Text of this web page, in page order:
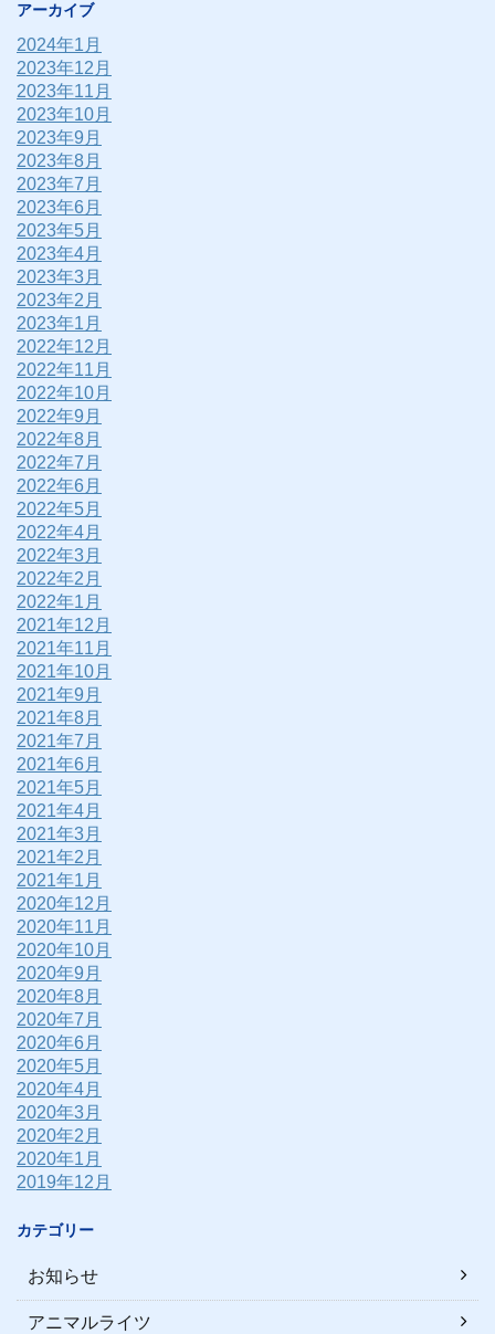
アーカイブ
2024年1月
2023年12月
2023年11月
2023年10月
2023年9月
2023年8月
2023年7月
2023年6月
2023年5月
2023年4月
2023年3月
2023年2月
2023年1月
2022年12月
2022年11月
2022年10月
2022年9月
2022年8月
2022年7月
2022年6月
2022年5月
2022年4月
2022年3月
2022年2月
2022年1月
2021年12月
2021年11月
2021年10月
2021年9月
2021年8月
2021年7月
2021年6月
2021年5月
2021年4月
2021年3月
2021年2月
2021年1月
2020年12月
2020年11月
2020年10月
2020年9月
2020年8月
2020年7月
2020年6月
2020年5月
2020年4月
2020年3月
2020年2月
2020年1月
2019年12月
カテゴリー
お知らせ
アニマルライツ